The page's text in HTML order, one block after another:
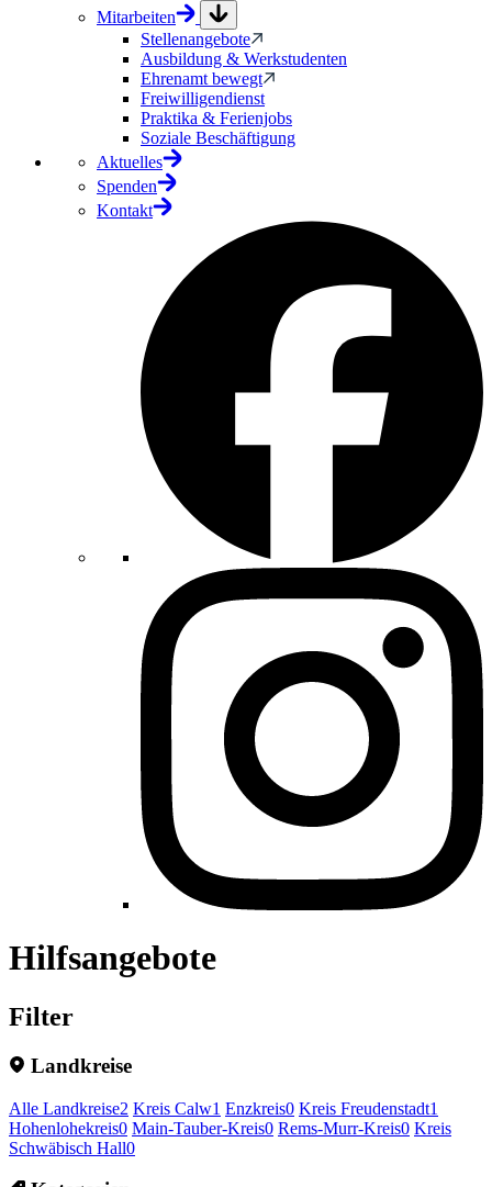
Mitarbeiten
Stellenangebote
Ausbildung & Werkstudenten
Ehrenamt bewegt
Freiwilligendienst
Praktika & Ferienjobs
Soziale Beschäftigung
Aktuelles
Spenden
Kontakt
Hilfsangebote
Filter
Landkreise
Alle Landkreise2 Kreis Calw1 Enzkreis0 Kreis Freudenstadt1
Hohenlohekreis0 Main-Tauber-Kreis0 Rems-Murr-Kreis0 Kreis
Schwäbisch Hall0